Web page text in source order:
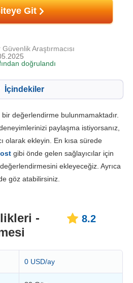
Git
doğrulandı
Güvenlik Araştırmacısı
İçindekiler
8.2
8.4
9.4
değerlendirme bulunmamaktadır.
paylaşma istiyorsanız,
olarak ekleyin. En kısa sürede
gibi önde gelen sağlayıcılar için
ekleyeceğiz. Ayrıca
göz atabilirsiniz.
-
8.2
0 USD/ay